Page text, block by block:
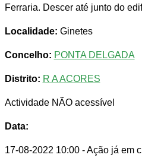
Ferraria. Descer até junto do
Localidade: Ginetes
Concelho: PONTA DELGADA
Distrito: R A ACORES
Actividade NÃO acessível
Data:
17-08-2022 10:00 - Ação já em